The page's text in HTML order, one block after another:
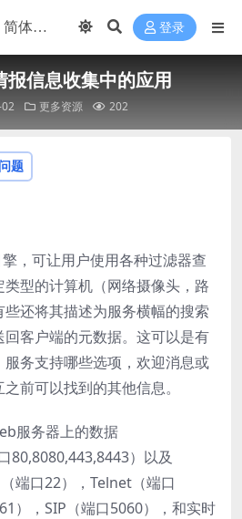
登录
信息收集中的应用
更多资源 202
题
，可让用户使用各种过滤器查
型的计算机（网络摄像头，路
还将其描述为服务横幅的搜索
客户端的元数据。这可以是有
务支持哪些选项，欢迎消息或
前可以找到的其他信息。
服务器上的数据
80,8080,443,8443）以及
端口22），Telnet（端口
），SIP（端口5060），和实时